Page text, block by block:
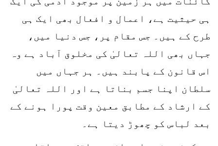
ہی حیثیت ہے، اعمال و افعال بھی ایک ہی
طرح کے ہیں۔ جس مقام پر، جس دنیا میں،
جہاں بھی اللہ تعالیٰ کی مخلوق آباد ہے وہ
اس قانون کے پابند ہیں۔ ہر جہاں میں
سلطان اپنا جسم بناتا ہے اور اللہ تعالیٰ
کے ارشاد کے مطابق معین وقت پورا ہونے کے
بعد لباس کو چھوڑ دیتا ہے۔